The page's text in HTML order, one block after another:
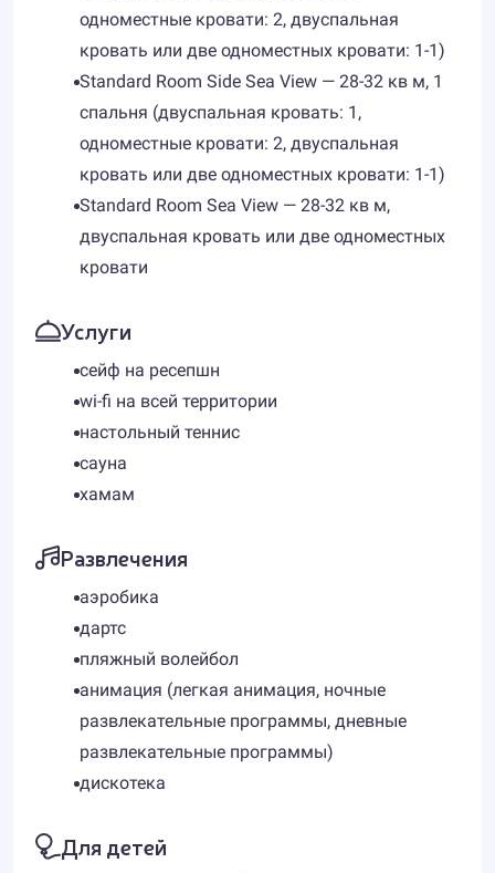
одноместные кровати: 2, двуспальная
кровать или две одноместных кровати: 1-1)
Standard Room Side Sea View — 28-32 кв м, 1
спальня (двуспальная кровать: 1,
одноместные кровати: 2, двуспальная
кровать или две одноместных кровати: 1-1)
Standard Room Sea View — 28-32 кв м,
двуспальная кровать или две одноместных
кровати
Услуги
сейф на ресепшн
wi-fi на всей территории
настольный теннис
сауна
хамам
Развлечения
аэробика
дартс
пляжный волейбол
анимация (легкая анимация, ночные
развлекательные программы, дневные
развлекательные программы)
дискотека
Для детей